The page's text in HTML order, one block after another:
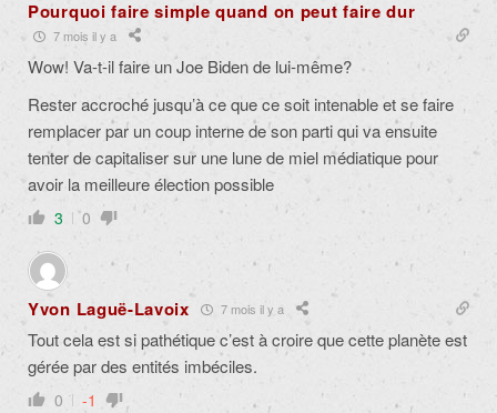
Pourquoi faire simple quand on peut faire dur
7 mois il y a
Wow! Va-t-il faire un Joe Biden de lui-même?
Rester accroché jusqu’à ce que ce soit intenable et se faire
remplacer par un coup interne de son parti qui va ensuite
tenter de capitaliser sur une lune de miel médiatique pour
avoir la meilleure élection possible
3 0
Yvon Laguë-Lavoix 7 mois il y a
Tout cela est si pathétique c’est à croire que cette planète est
gérée par des entités imbéciles.
0 -1